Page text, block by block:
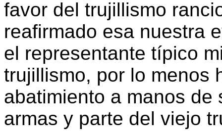
favor del trujillismo
reafirmado esa nuestra
el representante típico
trujillismo, por lo menos
abatimiento a manos
armas y parte del viejo